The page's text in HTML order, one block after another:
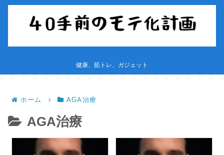
健康、筋トレ、ガジェット
ホーム AGA治療
AGA治療